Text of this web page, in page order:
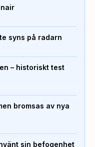
syns på radarn
– historiskt test
bromsas av nya
sin befogenhet